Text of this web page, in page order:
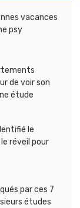
vacances
psy
de voir son
étude
le
réveil pour
par ces 7
études